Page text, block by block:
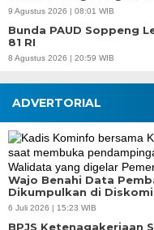
9 Agustus 2026 | 08:01 WIB
Bunda PAUD Soppeng
81 RI
8 Agustus 2026 | 20:59 WIB
ADVERTORIAL
Wajo Benahi Data
Dikumpulkan di
6 Juli 2026 | 15:23 WIB
BPJS Ketenagakerjaan